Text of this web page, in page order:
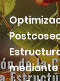
mediante